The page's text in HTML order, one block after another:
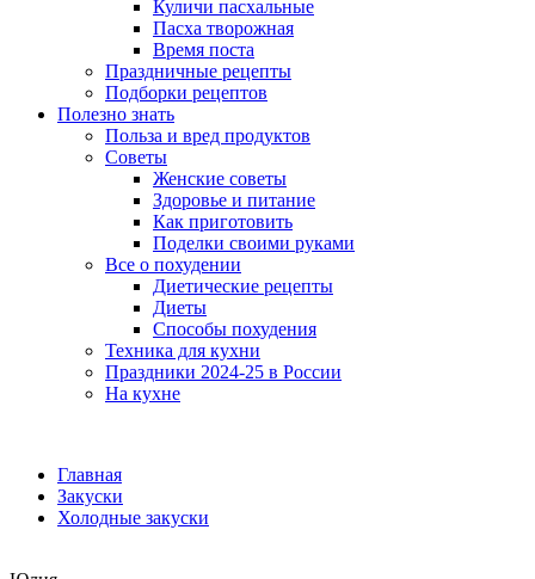
Куличи пасхальные
Пасха творожная
Время поста
Праздничные рецепты
Подборки рецептов
Полезно знать
Польза и вред продуктов
Советы
Женские советы
Здоровье и питание
Как приготовить
Поделки своими руками
Все о похудении
Диетические рецепты
Диеты
Способы похудения
Техника для кухни
Праздники 2024-25 в России
На кухне
Главная
Закуски
Холодные закуски